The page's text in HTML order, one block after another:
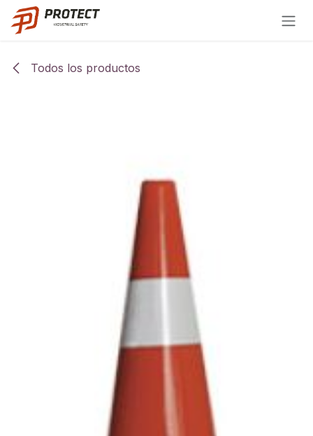
Ir al contenido
Todos los productos